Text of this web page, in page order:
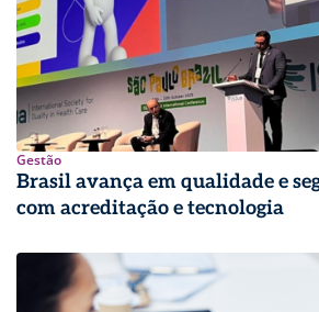
Gestão
Brasil avança em qualidade e
com acreditação e tecnologia